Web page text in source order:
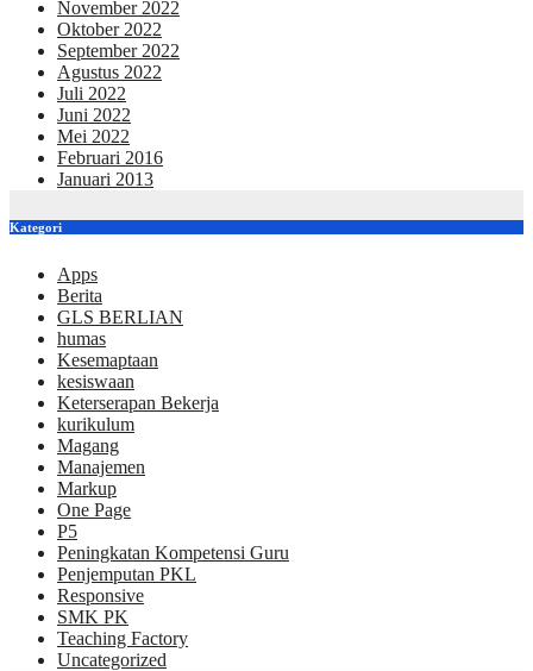
November 2022
Oktober 2022
September 2022
Agustus 2022
Juli 2022
Juni 2022
Mei 2022
Februari 2016
Januari 2013
Kategori
Apps
Berita
GLS BERLIAN
humas
Kesemaptaan
kesiswaan
Keterserapan Bekerja
kurikulum
Magang
Manajemen
Markup
One Page
P5
Peningkatan Kompetensi Guru
Penjemputan PKL
Responsive
SMK PK
Teaching Factory
Uncategorized